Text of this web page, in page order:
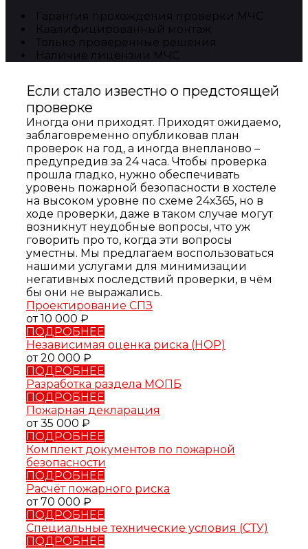
Гарантия прохождения проверки МЧС
Квалифицированный монтаж
Только проверенные решения
Наличие лицензии МЧС
Если стало известно о предстоящей
проверке
Иногда они приходят. Приходят ожидаемо,
заблаговременно опубликовав план
проверок на год, а иногда внепланово –
предупредив за 24 часа. Чтобы проверка
прошла гладко, нужно обеспечивать
уровень пожарной безопасности в хостеле
на высоком уровне по схеме 24х365, но в
ходе проверки, даже в таком случае могут
возникнут неудобные вопросы, что уж
говорить про то, когда эти вопросы
уместны. Мы предлагаем воспользоваться
нашими услугами для минимизации
негативных последствий проверки, в чём
бы они не выражались.
Проектирование СПЗ
от 10 000 ₽
ПОДРОБНЕЕ
Независимая оценка риска (НОР)
от 20 000 ₽
ПОДРОБНЕЕ
Разработка раздела МОПБ
ПОДРОБНЕЕ
Пожарная декларация
от 35 000 ₽
ПОДРОБНЕЕ
Комплект документов по пожарной
безопасности
ПОДРОБНЕЕ
Расчёт пожарного риска
от 70 000 ₽
ПОДРОБНЕЕ
Специальные технические условия (СТУ)
ПОДРОБНЕЕ